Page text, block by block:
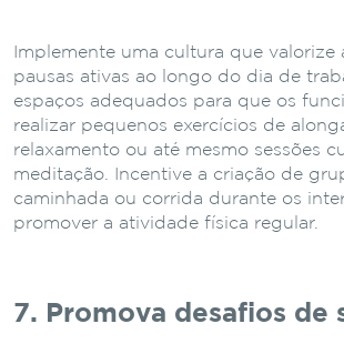
Implemente uma cultura que valorize
pausas ativas ao longo do dia de
espaços adequados para que os
realizar pequenos exercícios de
relaxamento ou até mesmo sessões
meditação. Incentive a criação de
caminhada ou corrida durante os
promover a atividade física regular.
7. Promova desafios de